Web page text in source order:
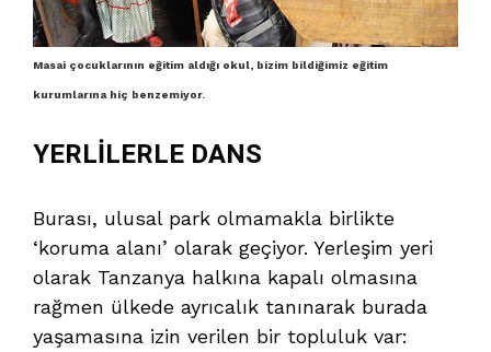
Masai çocuklarının eğitim aldığı okul, bizim bildiğimiz eğitim
kurumlarına hiç benzemiyor.
YERLİLERLE DANS
Burası, ulusal park olmamakla birlikte
‘koruma alanı’ olarak geçiyor. Yerleşim yeri
olarak Tanzanya halkına kapalı olmasına
rağmen ülkede ayrıcalık tanınarak burada
yaşamasına izin verilen bir topluluk var: